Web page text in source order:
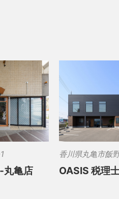
亀店
香川県丸亀市飯
OASIS 税理